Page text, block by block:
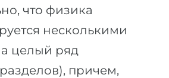
что физика
несколькими
целый ряд
причем,